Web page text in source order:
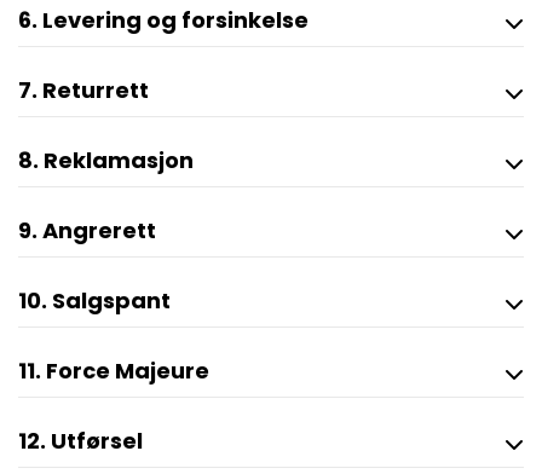
6. Levering og forsinkelse
7. Returrett
8. Reklamasjon
9. Angrerett
10. Salgspant
11. Force Majeure
12. Utførsel